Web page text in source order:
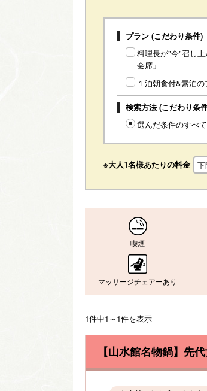
プラン (こだわり条件)
料理長が"今"召し
会席」
１泊朝食付&素泊の
検索方法 (こだわり条
選んだ条件のすべ
※大人1名様あたりの料金
喫煙
マッサージチェアーあり
1件中1～1件を表示
【山水館名物鍋】先